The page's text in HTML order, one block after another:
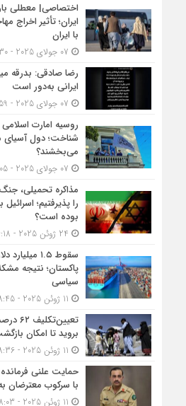
اختصاصی| معطلی
ایران؛ تأثیر اخراج
با ایران
رضا صادقی: بدرقه
ایرانی به‌دور است
روسیه امارت
شناخت؛ دول آسیای
می‎‌بخشند؟
مذاکره تحمیلی،
را پذیرفتیم؛
بوده است؟
سقوط ۱.۵
پاکستان؛ نتیجه
سیاسی
بروید تا امکان
حمایت علنی
با سرکوب معترضان